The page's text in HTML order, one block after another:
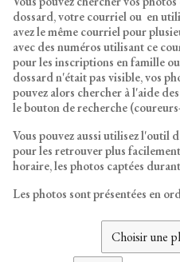
dossard, votre courriel ou en
avez le même courriel pour
avec des numéros utilisant ce
pour les inscriptions en famille
dossard n'était pas visible, vos
pouvez alors chercher à l'aide
le bouton de recherche
Vous pouvez aussi utilisez l'outil
pour les retrouver plus
horaire, les photos captées
Les photos sont présentées en